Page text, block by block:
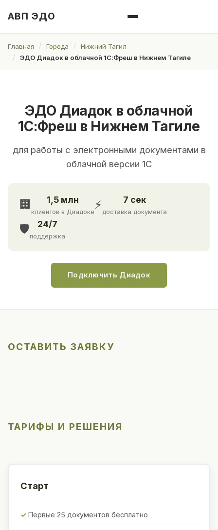
АВП ЭДО
Главная Города
Нижний Тагил
ЭДО Диадок в облачной 1С:Фреш в Нижнем Тагиле
ЭДО Диадок в облачной
1С:Фреш в Нижнем Тагиле
для работы с электронными документами в
облачной версии 1С
🏢 1,5 млн
клиентов в Диадоке
⚡ 7 сек
доставка документа
🛡️ 24/7
поддержка
Подключить Диадок
ОСТАВИТЬ ЗАЯВКУ
ТАРИФЫ И РЕШЕНИЯ
Старт
Первые 25 документов бесплатно